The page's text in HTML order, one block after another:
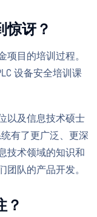
惊讶？
项目的培训过程。
设备安全培训课
以及信息技术硕士
有了更广泛、更深
技术领域的知识和
团队的产品开发。
？